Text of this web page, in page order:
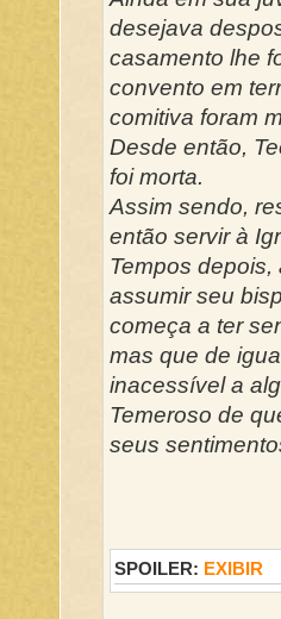
desejava
casamento lhe
convento em
comitiva foram
Desde então,
foi morta.
Assim sendo,
então servir à
Tempos
assumir seu
começa a ter
mas que de
inacessível a
Temeroso de
seus
SPOILER: EXIBIR